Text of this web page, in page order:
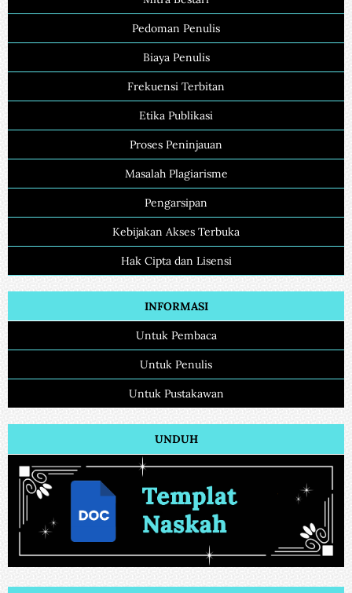
Pedoman Penulis
Biaya Penulis
Frekuensi Terbitan
Etika Publikasi
Proses Peninjauan
Masalah Plagiarisme
Pengarsipan
Kebijakan Akses Terbuka
Hak Cipta dan Lisensi
INFORMASI
Untuk Pembaca
Untuk Penulis
Untuk Pustakawan
UNDUH